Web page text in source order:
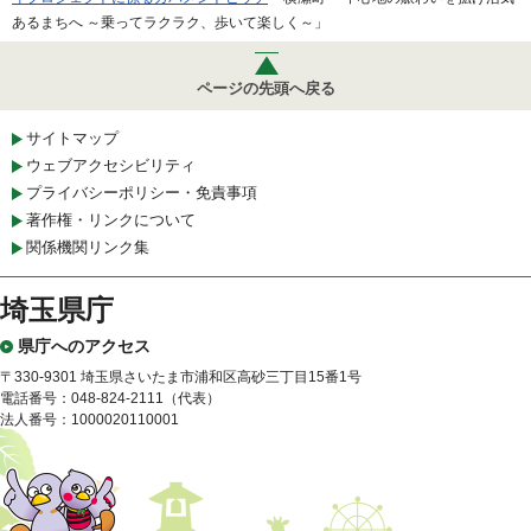
あるまちへ ～乗ってラクラク、歩いて楽しく～」
ページの先頭へ戻る
サイトマップ
ウェブアクセシビリティ
プライバシーポリシー・免責事項
著作権・リンクについて
関係機関リンク集
埼玉県庁
県庁へのアクセス
〒330-9301 埼玉県さいたま市浦和区高砂三丁目15番1号
電話番号：048-824-2111（代表）
法人番号：1000020110001